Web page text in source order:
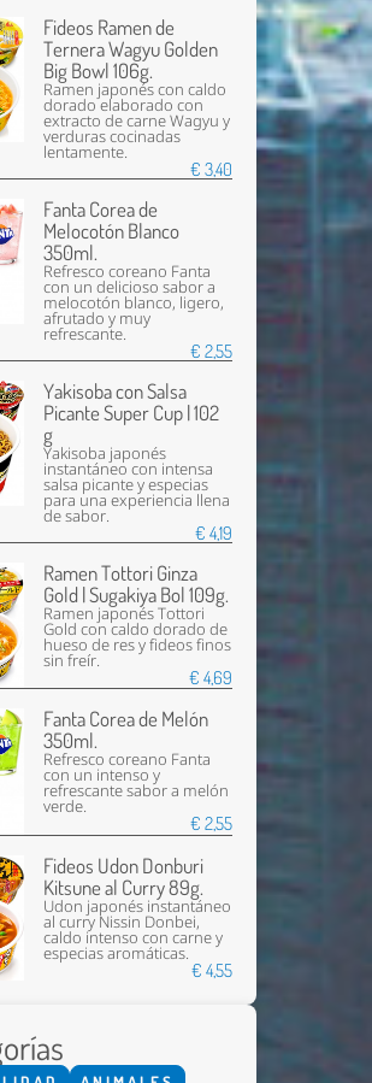
Fideos Ramen de
Ternera Wagyu Golden
Big Bowl 106g.
Ramen japonés con caldo
dorado elaborado con
extracto de carne Wagyu y
verduras cocinadas
lentamente.
€ 3,40
Fanta Corea de
Melocotón Blanco
350ml.
Refresco coreano Fanta
con un delicioso sabor a
melocotón blanco, ligero,
afrutado y muy
refrescante.
€ 2,55
Yakisoba con Salsa
Picante Super Cup | 102
g
Yakisoba japonés
instantáneo con intensa
salsa picante y especias
para una experiencia llena
de sabor.
€ 4,19
Ramen Tottori Ginza
Gold | Sugakiya Bol 109g.
Ramen japonés Tottori
Gold con caldo dorado de
hueso de res y fideos finos
sin freír.
€ 4,69
Fanta Corea de Melón
350ml.
Refresco coreano Fanta
con un intenso y
refrescante sabor a melón
verde.
€ 2,55
Fideos Udon Donburi
Kitsune al Curry 89g.
Udon japonés instantáneo
al curry Nissin Donbei,
caldo intenso con carne y
especias aromáticas.
€ 4,55